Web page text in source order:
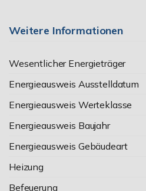
Weitere Informationen
Wesentlicher Energieträger
Energieausweis Ausstelldatum
Energieausweis Werteklasse
Energieausweis Baujahr
Energieausweis Gebäudeart
Heizung
Befeuerung